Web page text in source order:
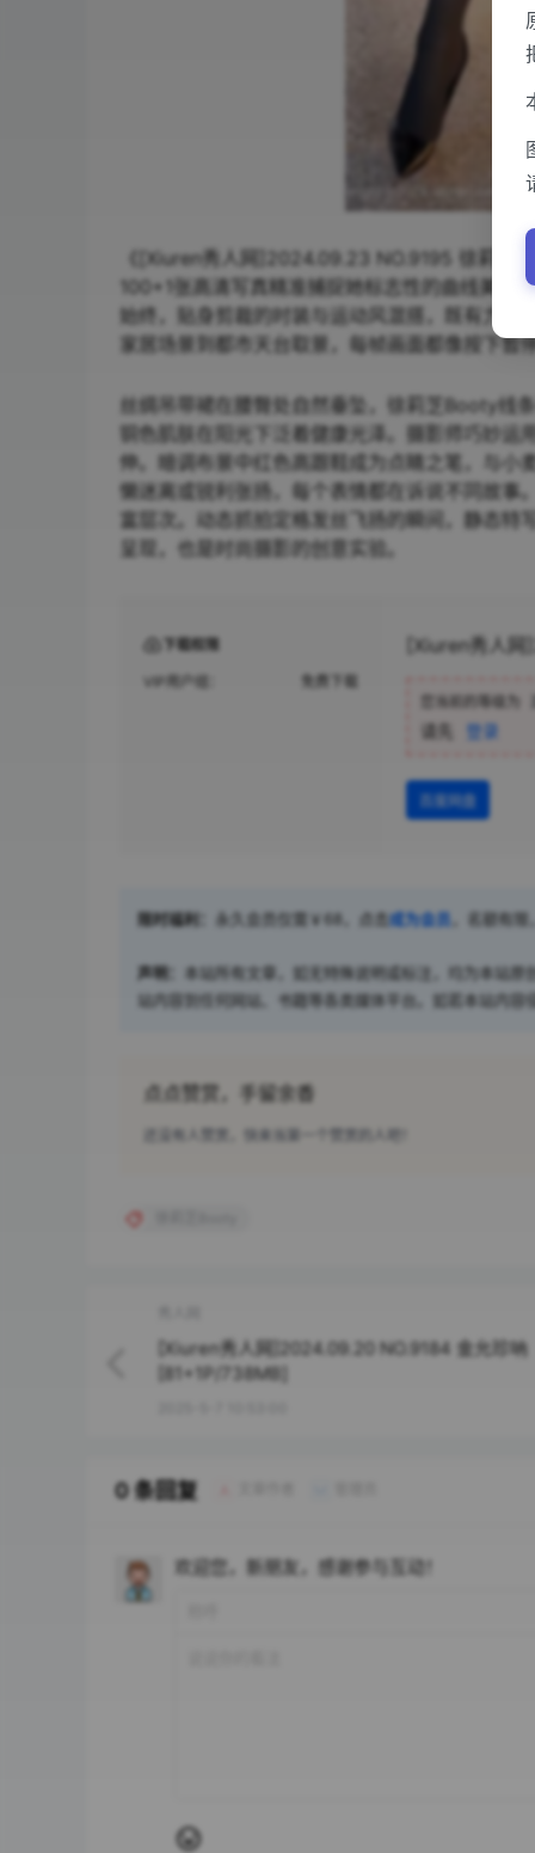
《[Xiuren秀人网]2024.09.23 NO.9195 徐莉芝
100+1张高清写真精准捕捉她标志性的曲线美
始终，贴身剪裁的时装与运动风混搭，既有力
家居场景到都市天台取景，每帧画面都像按下暂
丝绸吊带裙在腰臀处自然垂坠，徐莉芝Booty线
铜色肌肤在阳光下泛着健康光泽。摄影师巧妙
伸。暗调布景中红色高跟鞋成为点睛之笔，与
懒迷离或锐利张扬，每个表情都在诉说不同故
富层次。动态抓拍定格发丝飞扬的瞬间，静态
呈现，也是时尚摄影的创意实验。
下载权限
VIP用户组： 免费下载
[Xiuren秀人
您当前的等级为
请先 登录
百度网盘
限时福利： 永久会员仅需￥68，点击成为会员 ，名额有
声明：
本站所有文章，如无特殊说明或标注，均为本站
站内容到任何网站、书籍等各类媒体平台。如若本站内
点点赞赏，手留余香
[Xiuren秀人网]2024.09.20 NO.9184 金允珍呐
[81+1P/738MB]
0 条回复
欢迎您，新朋友，感谢参与互动！